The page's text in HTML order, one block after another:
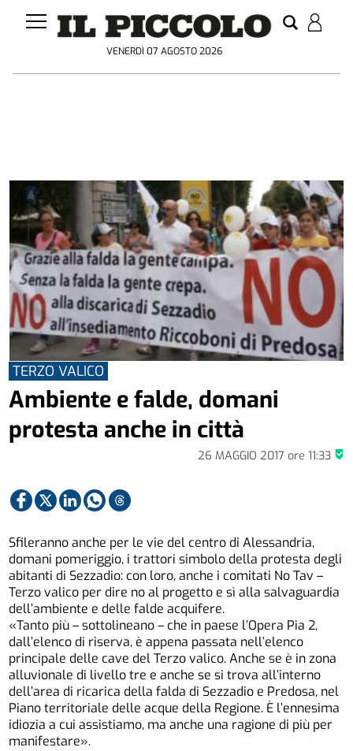
VENERDÌ 07 AGOSTO 2026
26 MAGGIO 2017 ore 11:33
TERZO VALICO
Ambiente e falde, domani
protesta anche in città
Sfileranno anche per le vie del centro di Alessandria,
domani pomeriggio, i trattori simbolo della protesta degli
abitanti di Sezzadio: con loro, anche i comitati No Tav –
Terzo valico per dire no al progetto e sì alla salvaguardia
dell’ambiente e delle falde acquifere.
«Tanto più – sottolineano – che in paese l’Opera Pia 2,
dall’elenco di riserva, è appena passata nell’elenco
principale delle cave del Terzo valico. Anche se è in zona
alluvionale di livello tre e anche se si trova all’interno
dell’area di ricarica della falda di Sezzadio e Predosa, nel
Piano territoriale delle acque della Regione. È l’ennesima
idiozia a cui assistiamo, ma anche una ragione di più per
manifestare».